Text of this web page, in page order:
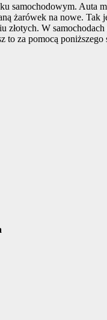
samochodowym. Auta
żarówek na nowe. Tak
złotych. W
to za pomocą